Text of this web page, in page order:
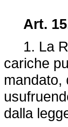
Art.
1. La
cariche
mandato,
dalla